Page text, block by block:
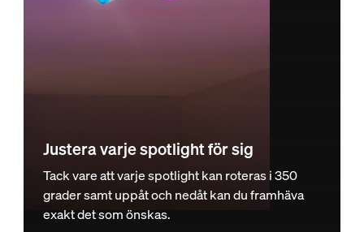
Justera varje spotlight för sig
Tack vare att varje spotlight kan roteras i 350
grader samt uppåt och nedåt kan du framhäva
exakt det som önskas.